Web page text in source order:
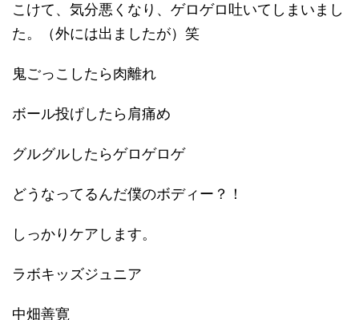
こけて、気分悪くなり、ゲロゲロ吐いてしまいまし
た。（外には出ましたが）笑
鬼ごっこしたら肉離れ
ボール投げしたら肩痛め
グルグルしたらゲロゲロゲ
どうなってるんだ僕のボディー？！
しっかりケアします。
ラボキッズジュニア
中畑善寛